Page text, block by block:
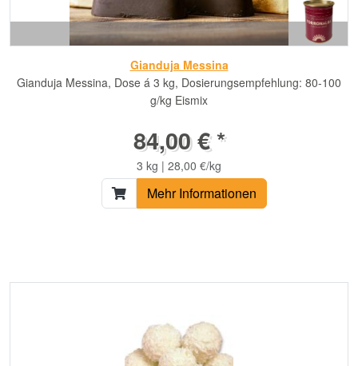
Gianduja Messina
Gianduja Messina, Dose á 3 kg, Dosierungsempfehlung: 80-100
g/kg Eismix
84,00 € *
3 kg | 28,00 €/kg
Mehr Informationen